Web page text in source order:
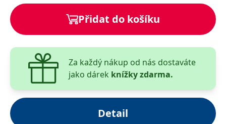
Přidat do košíku
Za každý nákup od nás dostaváte
jako dárek knížky zdarma.
Detail